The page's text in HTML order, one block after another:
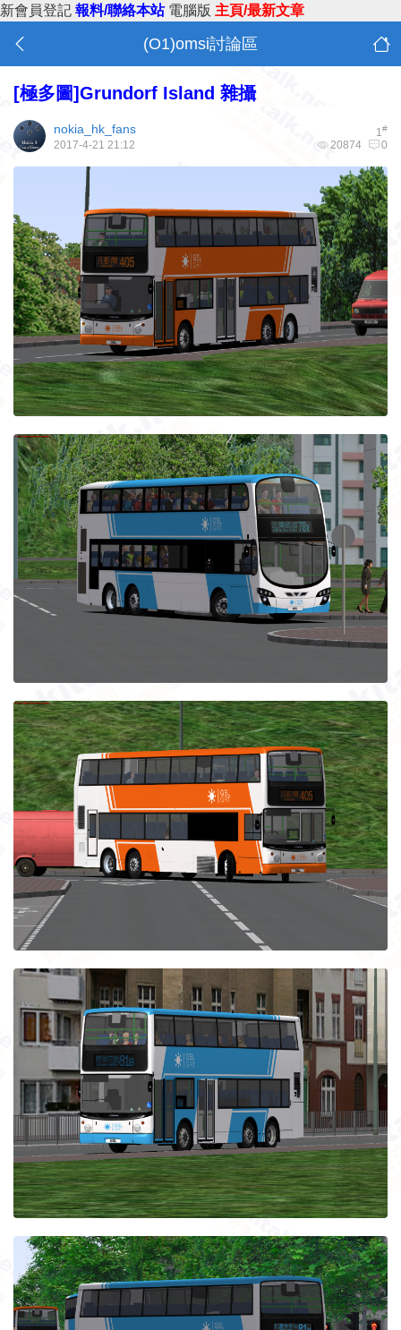
新會員登記 報料/聯絡本站 電腦版 主頁/最新文章
(O1)omsi討論區
[極多圖]Grundorf Island 雜攝
1#
nokia_hk_fans
20874 0
2017-4-21 21:12